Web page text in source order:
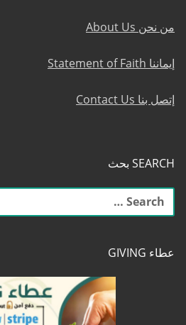
من نحن About Us
إيماننا Statement of Faith
إتصل بنا Contact Us
SEARCH بحث
البحث
عن:
عطاء GIVING